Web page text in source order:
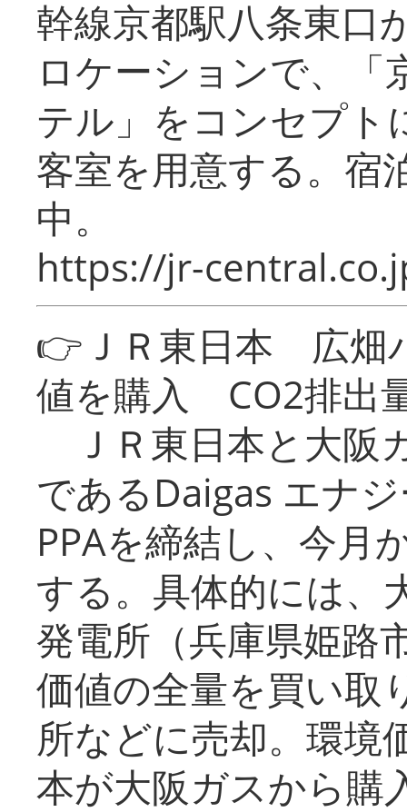
幹線京都駅八条東口
ロケーションで、「
テル」をコンセプト
客室を用意する。宿
中。
https://jr-
👉ＪＲ東日本 広畑
値を購入 CO2排出
ＪＲ東日本と大阪
であるDaigas エナ
PPAを締結し、今月
する。具体的には、
発電所（兵庫県姫路
価値の全量を買い取
所などに売却。環境
本が大阪ガスから購